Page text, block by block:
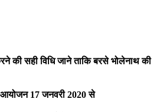
की सही विधि जाने ताकि बरसे भोलेनाथ की
17 जनवरी 2020 से